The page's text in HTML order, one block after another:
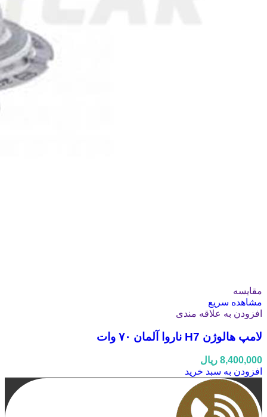
مقایسه
مشاهده سریع
افزودن به علاقه مندی
لامپ هالوژن H7 ناروا آلمان ۷۰ وات
8,400,000 ریال
افزودن به سبد خرید